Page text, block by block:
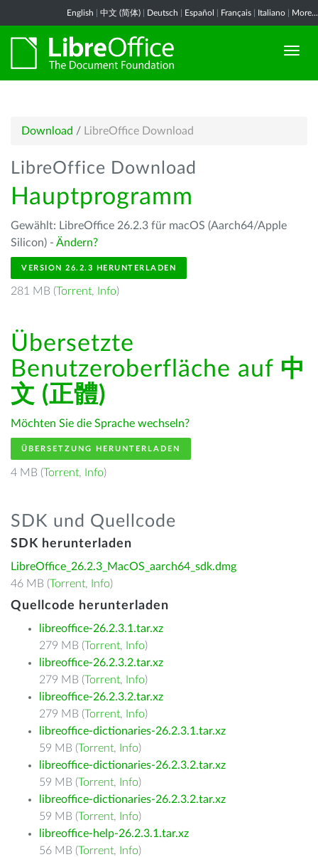
English 中文 (简体) Deutsch Español Français Italiano More...
Download / LibreOffice Download
LibreOffice Download
Hauptprogramm
Gewählt: LibreOffice 26.2.3 für macOS (Aarch64/Apple
Silicon) - Ändern?
VERSION 26.2.3 HERUNTERLADEN
281 MB (Torrent, Info)
Übersetzte
Benutzeroberfläche auf 中
文 (正體)
Möchten Sie die Sprache wechseln?
ÜBERSETZUNG HERUNTERLADEN
4 MB (Torrent, Info)
SDK und Quellcode
SDK herunterladen
LibreOffice_26.2.3_MacOS_aarch64_sdk.dmg
46 MB (Torrent, Info)
Quellcode herunterladen
libreoffice-26.2.3.1.tar.xz
279 MB (Torrent, Info)
libreoffice-26.2.3.2.tar.xz
279 MB (Torrent, Info)
libreoffice-26.2.3.2.tar.xz
279 MB (Torrent, Info)
libreoffice-dictionaries-26.2.3.1.tar.xz
59 MB (Torrent, Info)
libreoffice-dictionaries-26.2.3.2.tar.xz
59 MB (Torrent, Info)
libreoffice-dictionaries-26.2.3.2.tar.xz
59 MB (Torrent, Info)
libreoffice-help-26.2.3.1.tar.xz
56 MB (Torrent, Info)